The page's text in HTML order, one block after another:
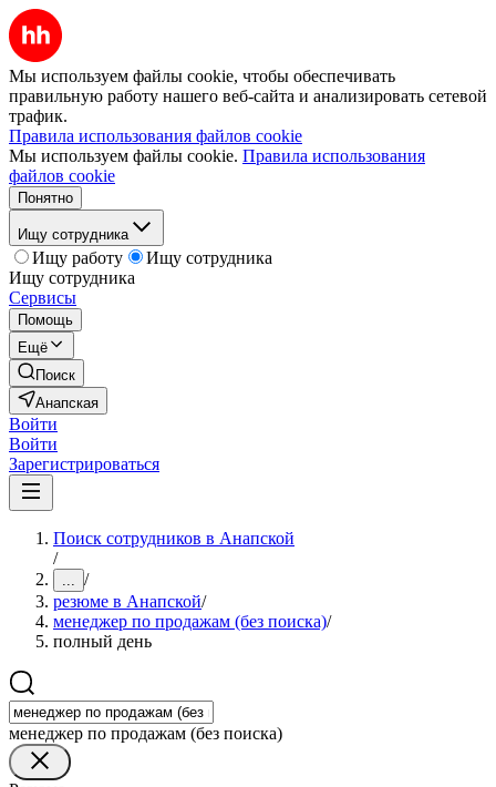
Мы используем файлы cookie, чтобы обеспечивать
правильную работу нашего веб-сайта и анализировать сетевой
трафик.
Правила использования файлов cookie
Мы используем файлы cookie. Правила использования
файлов cookie
Понятно
Ищу сотрудника
Ищу работу
Ищу сотрудника
Ищу сотрудника
Сервисы
Помощь
Ещё
Поиск
Анапская
Войти
Войти
Зарегистрироваться
Поиск сотрудников в Анапской
/
... /
резюме в Анапской/
менеджер по продажам (без поиска)/
полный день
менеджер по продажам (без поиска)